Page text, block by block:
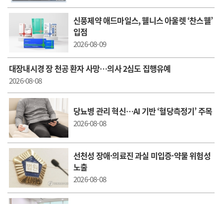
신풍제약 애드마일스, 웰니스 아울렛 ‘찬스웰’
입점
2026-08-09
대장내시경 장 천공 환자 사망…의사 2심도 집행유예
2026-08-08
당뇨병 관리 혁신…AI 기반 ‘혈당측정기’ 주목
2026-08-08
선천성 장애·의료진 과실 미입증·약물 위험성
노출
2026-08-08